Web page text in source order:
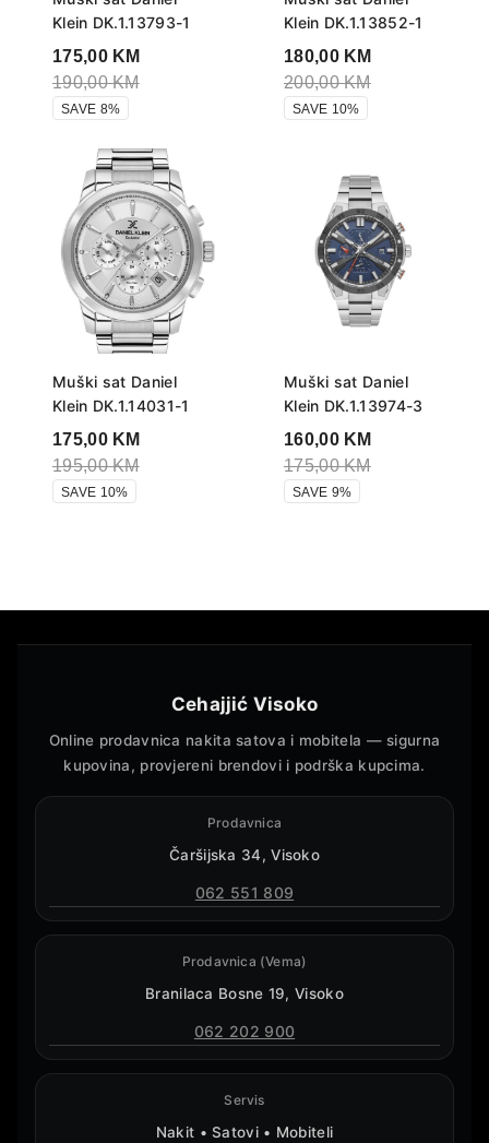
Klein DK.1.13793-1
175,00 KM
190,00KM
SAVE 8%
Klein DK.1.13852-1
180,00 KM
200,00KM
SAVE 10%
Muški sat Daniel
Klein DK.1.14031-1
175,00 KM
195,00KM
SAVE 10%
Muški sat Daniel
Klein DK.1.13974-3
160,00 KM
175,00KM
SAVE 9%
Cehajjić Visoko
Online prodavnica nakita satova i mobitela — sigurna
kupovina, provjereni brendovi i podrška kupcima.
Prodavnica
Čaršijska 34, Visoko
062 551 809
Prodavnica (Vema)
Branilaca Bosne 19, Visoko
062 202 900
Servis
Nakit • Satovi • Mobiteli